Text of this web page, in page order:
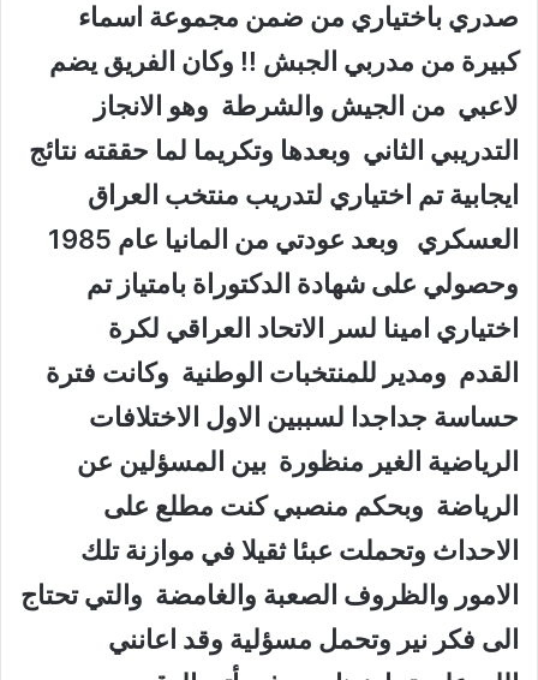
صدري باختياري من ضمن مجموعة اسماء
كبيرة من مدربي الجبش !! وكان الفريق يضم
لاعبي من الجيش والشرطة وهو الانجاز
التدريبي الثاني وبعدها وتكريما لما حققته نتائج
ايجابية تم اختياري لتدريب منتخب العراق
العسكري وبعد عودتي من المانيا عام 1985
وحصولي على شهادة الدكتوراة بامتياز تم
اختياري امينا لسر الاتحاد العراقي لكرة
القدم ومدير للمنتخبات الوطنية وكانت فترة
حساسة جداجدا لسببين الاول الاختلافات
الرياضية الغير منظورة بين المسؤلين عن
الرياضة وبحكم منصبي كنت مطلع على
الاحداث وتحملت عبئا ثقيلا في موازنة تلك
الامور والظروف الصعبة والغامضة والتي تحتاج
الى فكر نير وتحمل مسؤلية وقد اعانني